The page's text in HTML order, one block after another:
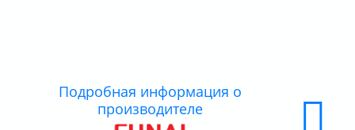
Подробная информация о
производителе